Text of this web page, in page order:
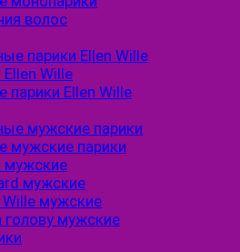
волос
парики Ellen Wille
Wille
парики Ellen Wille
мужские парики
мужские парики
мужские
мужские
Wille мужские
голову мужские